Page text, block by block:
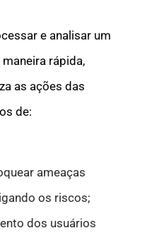
e analisar um
rápida,
as ações das
de:
ameaças
os riscos;
dos usuários